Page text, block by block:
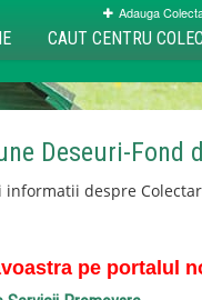
Adauga
CAUT CENTRU
Deseuri-Fond
despre
pe portalul